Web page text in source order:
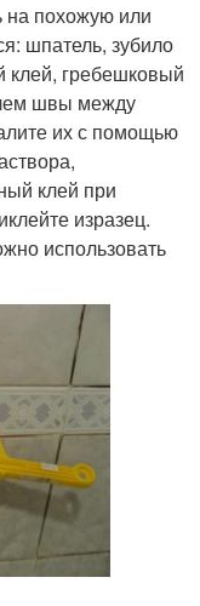
на похожую или
шпатель, зубило
клей, гребешковый
швы между
их с помощью
клей при
изразец.
использовать